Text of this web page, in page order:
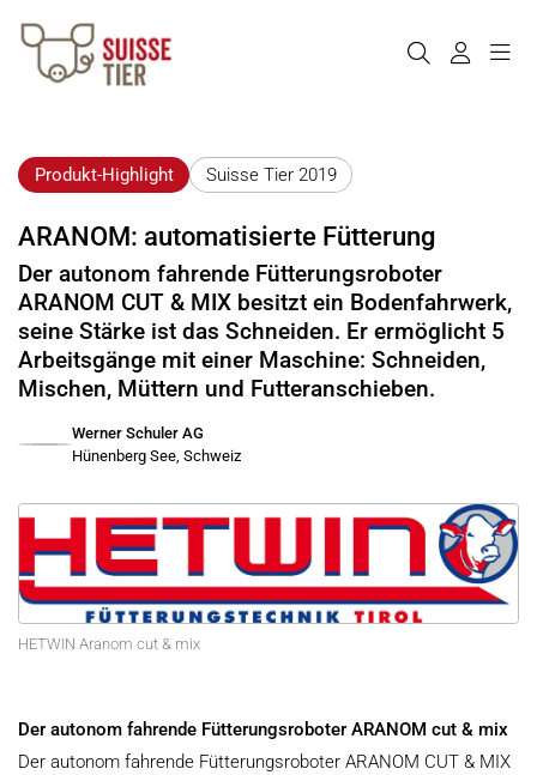
Produkt-Highlight Suisse Tier 2019
ARANOM: automatisierte Fütterung
Der autonom fahrende Fütterungsroboter
ARANOM CUT & MIX besitzt ein Bodenfahrwerk,
seine Stärke ist das Schneiden. Er ermöglicht 5
Arbeitsgänge mit einer Maschine: Schneiden,
Mischen, Müttern und Futteranschieben.
Werner Schuler AG
Hünenberg See, Schweiz
HETWIN Aranom cut & mix
Der autonom fahrende Fütterungsroboter ARANOM cut & mix
Der autonom fahrende Fütterungsroboter ARANOM CUT & MIX